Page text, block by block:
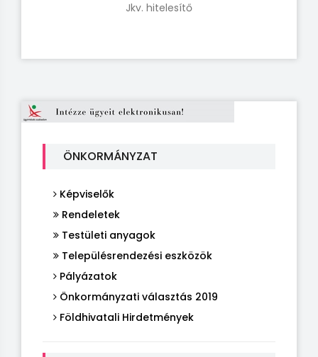
ÖNKORMÁNYZAT
Képviselők
Rendeletek
Testületi anyagok
Településrendezési eszközök
Pályázatok
Önkormányzati választás 2019
Földhivatali Hirdetmények
Jkv. hitelesítő